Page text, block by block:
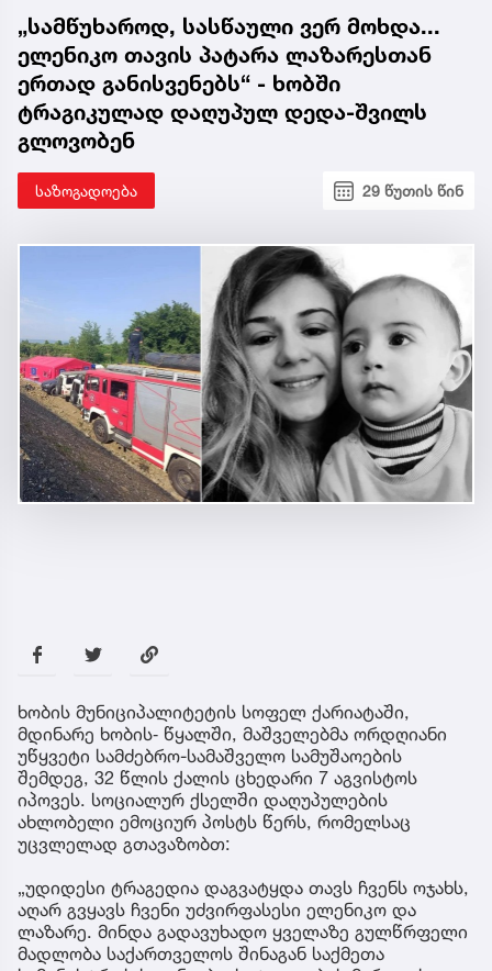
„სამწუხაროდ, სასწაული ვერ მოხდა...
ელენიკო თავის პატარა ლაზარესთან
ერთად განისვენებს“ - ხობში
ტრაგიკულად დაღუპულ დედა-შვილს
გლოვობენ
საზოგადოება 29 წუთის წინ
ხობის მუნიციპალიტეტის სოფელ ქარიატაში,
მდინარე ხობის‐ წყალში, მაშველებმა ორდღიანი
უწყვეტი სამძებრო-სამაშველო სამუშაოების
შემდეგ, 32 წლის ქალის ცხედარი 7 აგვისტოს
იპოვეს. სოციალურ ქსელში დაღუპულების
ახლობელი ემოციურ პოსტს წერს, რომელსაც
უცვლელად გთავაზობთ:
„უდიდესი ტრაგედია დაგვატყდა თავს ჩვენს ოჯახს,
აღარ გვყავს ჩვენი უძვირფასესი ელენიკო და
ლაზარე. მინდა გადავუხადო ყველაზე გულწრფელი
მადლობა საქართველოს შინაგან საქმეთა